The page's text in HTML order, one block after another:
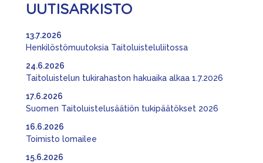
UUTISARKISTO
Henkilöstömuutoksia Taitoluisteluliitossa
13.7.2026
Taitoluistelun tukirahaston hakuaika alkaa 1.7.2026
24.6.2026
Suomen Taitoluistelusäätiön tukipäätökset 2026
17.6.2026
Toimisto lomailee
16.6.2026
15.6.2026